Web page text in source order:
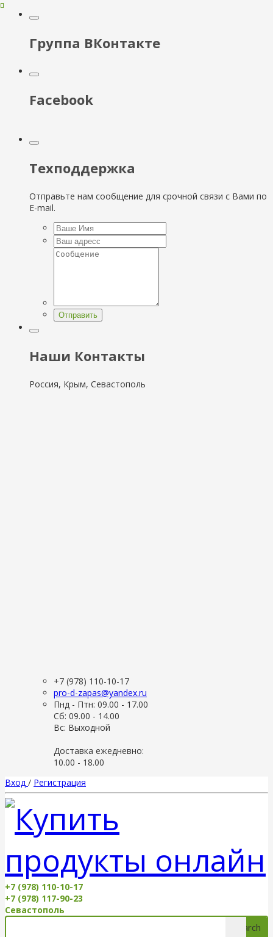
Группа ВКонтакте
Facebook
Техподдержка
Отправьте нам сообщение для срочной связи с Вами по
E-mail.
Отправить
Наши Контакты
Россия, Крым, Севастополь
+7 (978) 110-10-17
pro-d-zapas@yandex.ru
Пнд - Птн: 09.00 - 17.00
Сб: 09.00 - 14.00
Вс: Выходной
Доставка ежедневно:
10.00 - 18.00
Вход / Регистрация
+7 (978) 110-10-17
+7 (978) 117-90-23
Севастополь
Search